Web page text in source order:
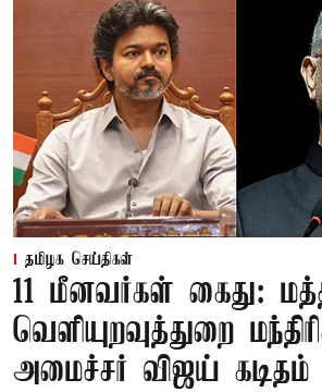
தமிழக செய்திகள்
11 மீனவர்கள் கைது:
வெளியுறவுத்துறை
அமைச்சர் விஜய் கடிதம்